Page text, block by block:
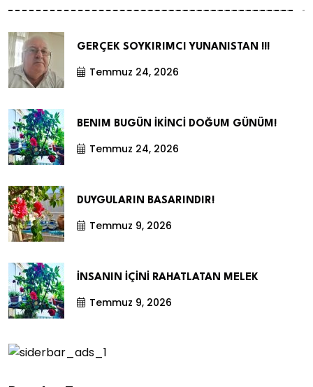
GERÇEK SOYKIRIMCI YUNANISTAN !!!
Temmuz 24, 2026
BENIM BUGÜN İKİNCİ DOĞUM GÜNÜM!
Temmuz 24, 2026
DUYGULARIN BASARINDIR!
Temmuz 9, 2026
İNSANIN İÇİNİ RAHATLATAN MELEK
Temmuz 9, 2026